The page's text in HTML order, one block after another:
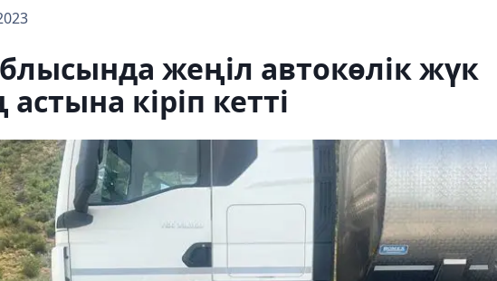
жеңіл автокөлік жүк
астына кіріп кетті